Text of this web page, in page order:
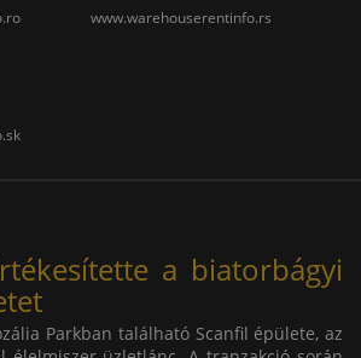
www.warehouserentinfo.rs
a biatorbágyi
Parkban található Scanfil épülete, az